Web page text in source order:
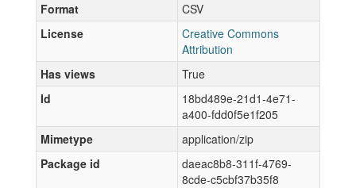
Format
CSV
License
Creative Commons
Attribution
Has views
True
Id
18bd489e-21d1-4e71-
a400-fdd0f5e1f205
Mimetype
application/zip
Package id
daeac8b8-311f-4769-
8cde-c5cbf37b35f8